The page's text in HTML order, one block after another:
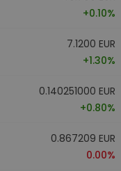
+0.10%
7.1200 EUR
+1.30%
0.140251000 EUR
+0.80%
0.867209 EUR
0.00%